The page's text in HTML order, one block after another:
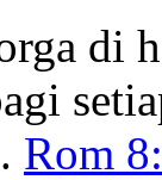
di
Rom